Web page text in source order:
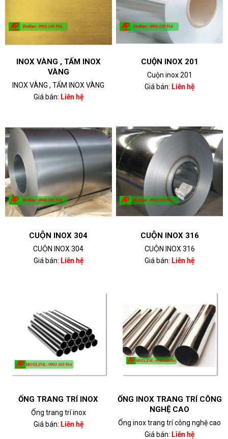
INOX VÀNG , TẤM INOX
VÀNG
INOX VÀNG , TẤM INOX VÀNG
Giá bán: Liên hệ
CUỘN INOX 201
Cuộn inox 201
Giá bán: Liên hệ
CUỘN INOX 304
CUỘN INOX 304
Giá bán: Liên hệ
CUỘN INOX 316
CUỘN INOX 316
Giá bán: Liên hệ
ỐNG TRANG TRÍ INOX
Ống trang trí inox
Giá bán: Liên hệ
ỐNG INOX TRANG TRÍ CÔNG
NGHỆ CAO
Ống inox trang trí công nghệ cao
Giá bán: Liên hệ